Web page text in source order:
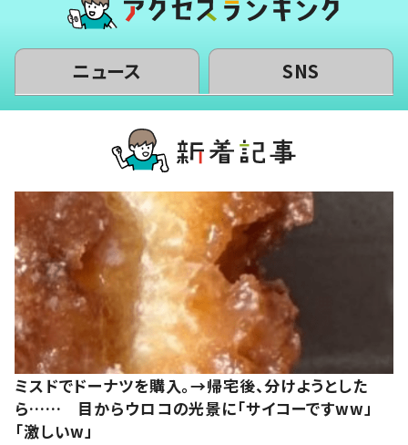
ニュース SNS
ミスドでドーナツを購入。→帰宅後、分けようとした
ら…… 目からウロコの光景に「サイコーですww」
「激しいw」